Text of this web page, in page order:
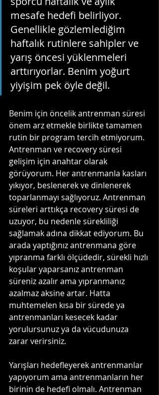
mesafe hedefi belirliyor.
Genellikle gözlemlediğim
haftalık rutinlere sahipler ve
yarış öncesi yüklenmeleri
arttırıyorlar. Benim yoğurt
yiyişim pek öyle değil.
Benim için öncelik antrenman süresi
önem arz etmekle birlikte tamamen
rutin bir program tercih etmiyorum.
Antrenman ve recovery süresi
gelişim için anahtar olarak
görüyorum. Her antrenmanla kasları
yıkıyor, beslenerek ve dinlenerek
toparlanmayı sağlıyoruz. Antrenman
süreleri arttıkça recovery süresi de
uzuyor, bu nedenle sürekliliği
sağlamak adına dikkat ediyorum. Bu
arada yaptığınız antrenmana göre
yıpranma farklı ölçüdedir, sürekli hızlı
koşular yaparsanız antrenman
süreniz azalır ama yıpranmanız
azalmaz aksine artar. Hatta
muhtemelen kısa bir sürede ya
antrenmanları kesecek kadar
yorulursunuz ya da vücudunuza
zarar verirsiniz.
Yarışları hedefleyerek antrenmanlar
yapıyorum ama antrenmanların her
birinin de hedefi olmalı. Antrenman